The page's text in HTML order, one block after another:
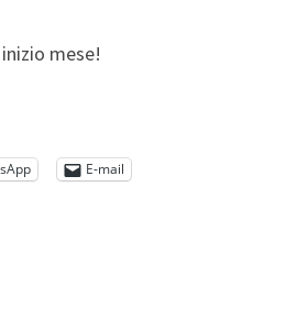
mese!
E-mail